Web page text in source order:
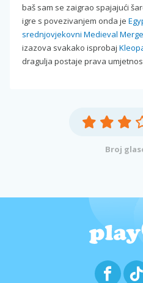
baš sam se zaigrao spajajući
igre s povezivanjem onda je
srednjovjekovni Medieval Merge
izazova svakako isprobaj
dragulja postaje prava
Broj